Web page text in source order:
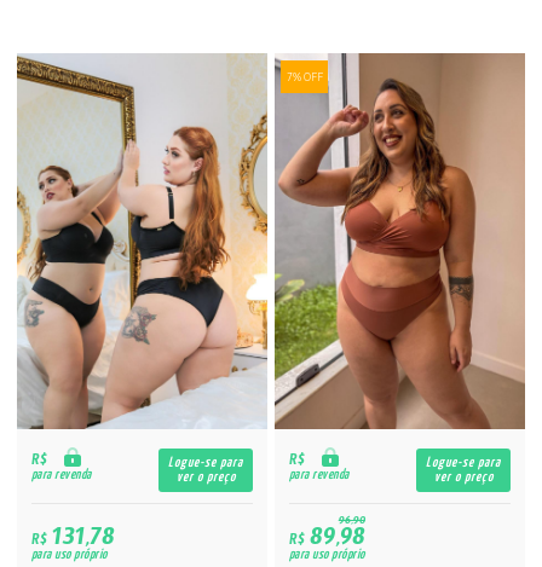
R$
para revenda
Logue-se para
ver o preço
R$131,78
para uso próprio
7% OFF
R$
para revenda
Logue-se para
ver o preço
96,90
R$89,98
para uso próprio